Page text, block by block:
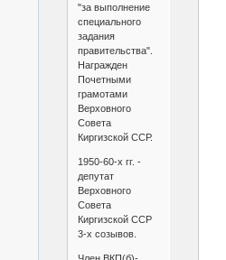
"за выполнение
специального
задания
правительства".
Награжден
Почетными
грамотами
Верховного
Совета
Киргизской ССР.
1950-60-х гг. -
депутат
Верховного
Совета
Киргизской ССР
3-х созывов.